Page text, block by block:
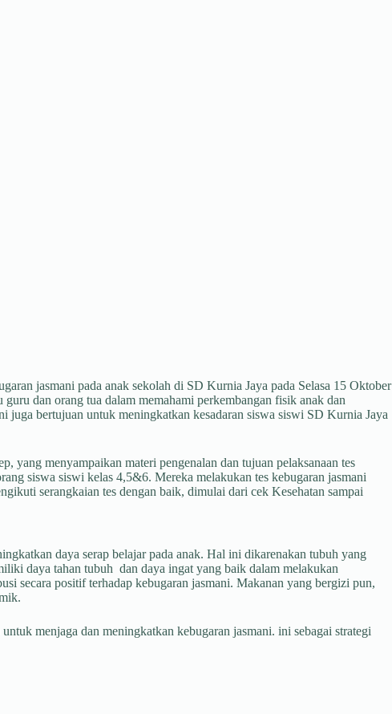
jasmani pada anak sekolah di SD Kurnia Jaya pada Selasa 15 Oktober
dan orang tua dalam memahami perkembangan fisik anak dan
juga bertujuan untuk meningkatkan kesadaran siswa siswi SD Kurnia Jaya
menyampaikan materi pengenalan dan tujuan pelaksanaan tes
siswa siswi kelas 4,5&6. Mereka melakukan tes kebugaran jasmani
serangkaian tes dengan baik, dimulai dari cek Kesehatan sampai
daya serap belajar pada anak. Hal ini dikarenakan tubuh yang
daya tahan tubuh dan daya ingat yang baik dalam melakukan
secara positif terhadap kebugaran jasmani. Makanan yang bergizi pun,
menjaga dan meningkatkan kebugaran jasmani. ini sebagai strategi